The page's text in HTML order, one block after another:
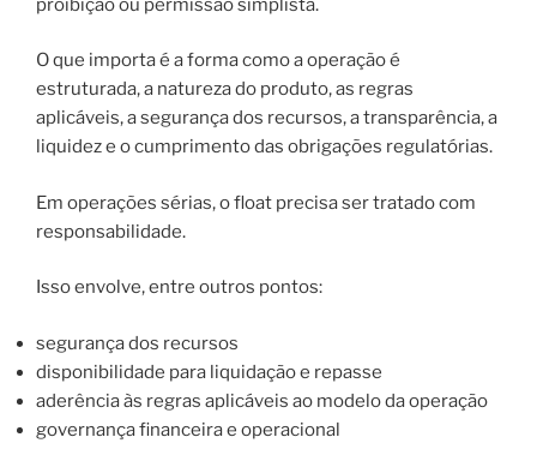
proibição ou permissão simplista.
O que importa é a forma como a operação é
estruturada, a natureza do produto, as regras
aplicáveis, a segurança dos recursos, a transparência, a
liquidez e o cumprimento das obrigações regulatórias.
Em operações sérias, o float precisa ser tratado com
responsabilidade.
Isso envolve, entre outros pontos:
segurança dos recursos
disponibilidade para liquidação e repasse
aderência às regras aplicáveis ao modelo da operação
governança financeira e operacional